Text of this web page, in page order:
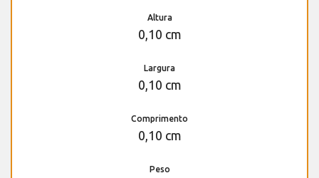
Altura
0,10 cm
Largura
0,10 cm
Comprimento
0,10 cm
Peso